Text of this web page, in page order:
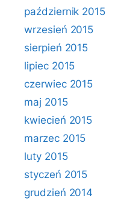
październik 2015
wrzesień 2015
sierpień 2015
lipiec 2015
czerwiec 2015
maj 2015
kwiecień 2015
marzec 2015
luty 2015
styczeń 2015
grudzień 2014